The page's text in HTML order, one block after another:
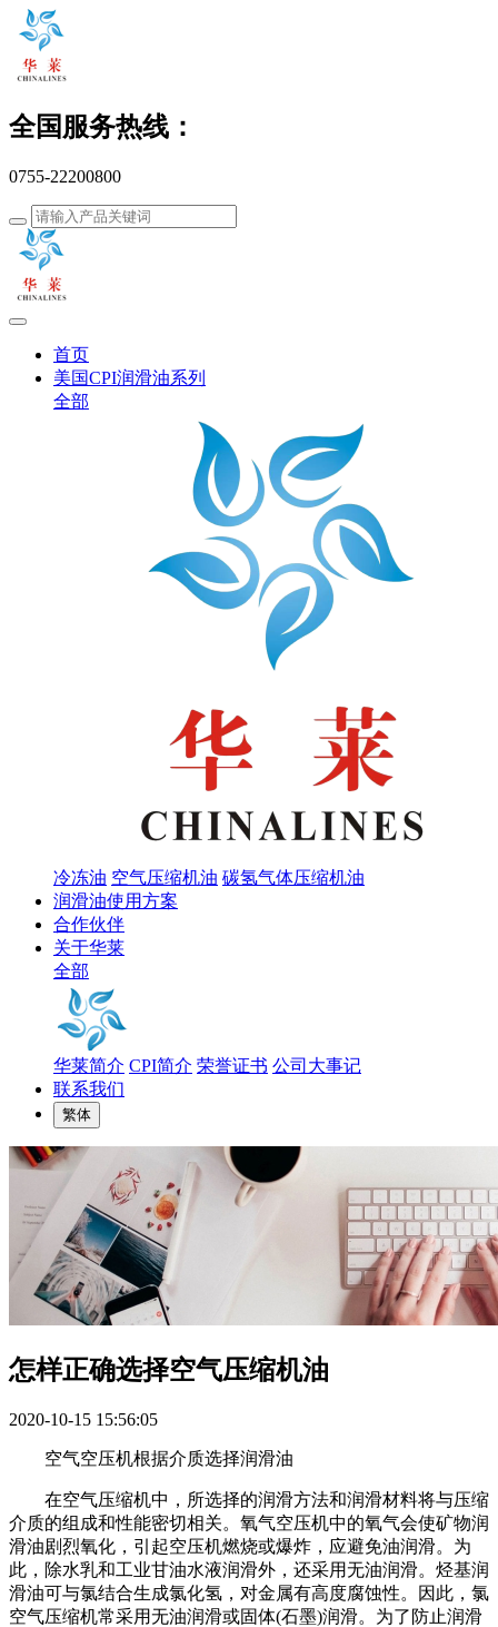
全国服务热线：
0755-22200800
首页
美国CPI润滑油系列
全部
冷冻油 空气压缩机油 碳氢气体压缩机油
润滑油使用方案
合作伙伴
关于华莱
全部
华莱简介 CPI简介 荣誉证书 公司大事记
联系我们
繁体
怎样正确选择空气压缩机油
2020-10-15 15:56:05
空气空压机根据介质选择润滑油
在空气压缩机中，所选择的润滑方法和润滑材料将与压缩
介质的组成和性能密切相关。氧气空压机中的氧气会使矿物润
滑油剧烈氧化，引起空压机燃烧或爆炸，应避免油润滑。为
此，除水乳和工业甘油水液润滑外，还采用无油润滑。烃基润
滑油可与氯结合生成氯化氢，对金属有高度腐蚀性。因此，氯
空气压缩机常采用无油润滑或固体(石墨)润滑。为了防止润滑